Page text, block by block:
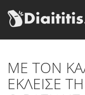
ΜΕ ΤΟΝ
ΕΚΛΕΙΣΕ